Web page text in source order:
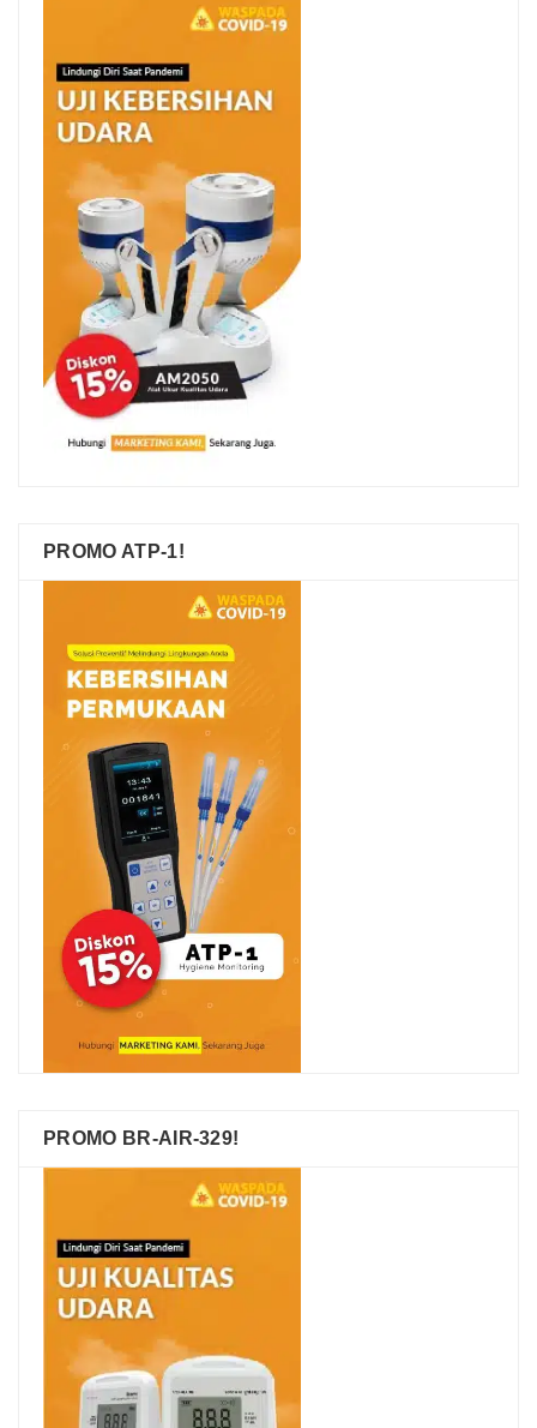
PROMO ATP-1!
PROMO BR-AIR-329!